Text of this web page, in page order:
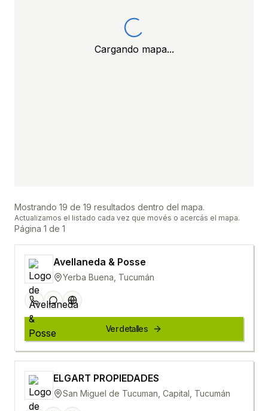
Cargando mapa...
Mostrando 19 de 19 resultados dentro del mapa.
Actualizamos el listado cada vez que movés o acercás el mapa.
Página 1 de 1
Avellaneda & Posse
Yerba Buena, Tucumán
Ver detalles
ELGART PROPIEDADES
San Miguel de Tucuman, Capital, Tucumán